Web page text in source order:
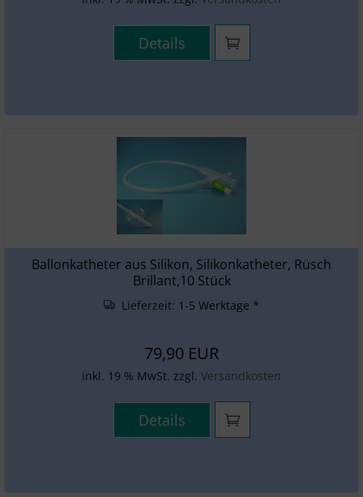
Details
Ballonkatheter aus Silikon, Silikonkatheter, Rüsch
Brillant,10 Stück
Lieferzeit: 1-5 Werktage *
79,90 EUR
inkl. 19 % MwSt. zzgl. Versandkosten
Details